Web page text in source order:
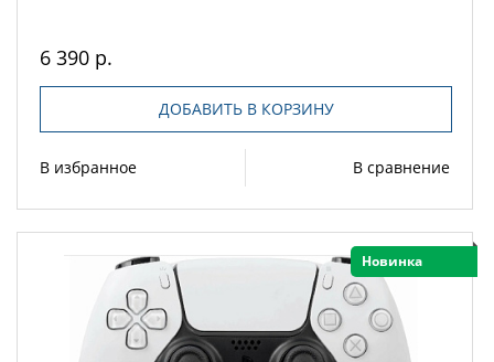
6 390 р.
ДОБАВИТЬ В КОРЗИНУ
В избранное В сравнение
Новинка